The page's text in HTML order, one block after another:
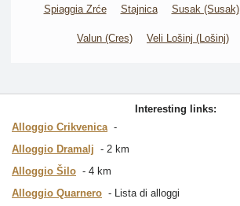
Spiaggia Zrće Stajnica Susak (Susak)
Valun (Cres) Veli Lošinj (Lošinj)
Interesting links:
Alloggio Crikvenica
Alloggio Dramalj
2 km
Alloggio Šilo
4 km
Alloggio Quarnero
Lista di alloggi